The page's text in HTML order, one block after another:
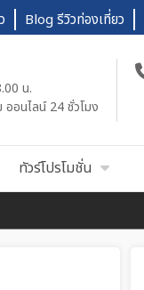
Blog รีวิวท่องเที่ยว
น.
ออนไลน์ 24 ชั่วโมง
ทัวร์โปรโมชั่น